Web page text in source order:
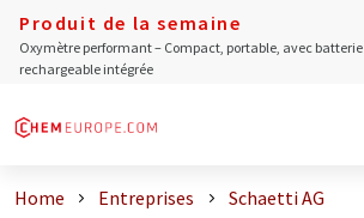
Produit de la semaine
Oxymètre performant – Compact, portable, avec batterie
rechargeable intégrée
Home Entreprises Schaetti AG